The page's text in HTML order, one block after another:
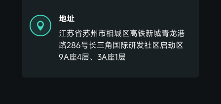

地址
江苏省苏州市相城区高铁新城青龙港
路286号长三角国际研发社区启动区
9A座4层、3A座1层